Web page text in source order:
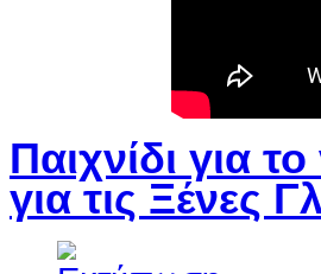
Παιχνίδι για
για τις Ξένες